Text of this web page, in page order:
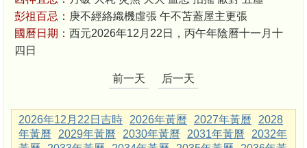
彭祖百忌： 庚不經絡織機虛張 午不苫蓋屋主更張
國曆日期： 西元2026年12月22日，丙午年陰曆十一月十
四日
前一天 后一天
2026年12月22日吉時 2026年黃曆 2027年黃曆
2028
年黃曆
2029年黃曆 2030年黃曆 2031年黃曆
2032年